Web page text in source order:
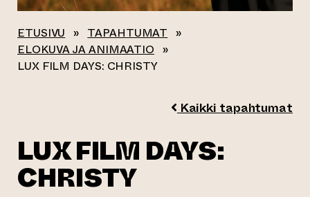
ETUSIVU » TAPAHTUMAT »
ELOKUVA JA ANIMAATIO »
LUX FILM DAYS: CHRISTY
Kaikki tapahtumat
LUX FILM DAYS:
CHRISTY